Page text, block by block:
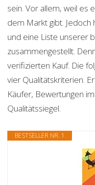
sein. Vor allem, weil es
dem Markt gibt.
und eine Liste unserer
zusammengestellt.
verifizierten Kauf. Die
vier Qualitätskriterien.
Käufer, Bewertungen
Qualitätssiegel.
BESTSELLER NR. 1